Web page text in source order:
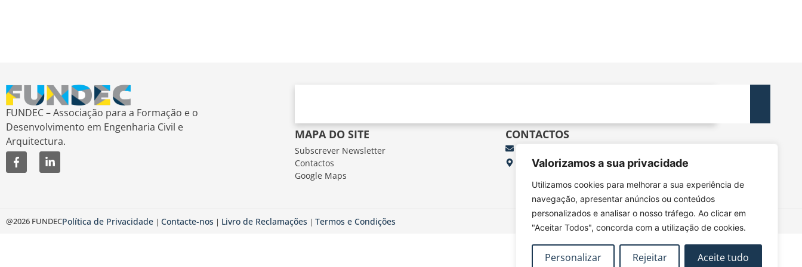
Valorizamos a sua privacidade
Utilizamos cookies para melhorar a sua experiência de
navegação, apresentar anúncios ou conteúdos
personalizados e analisar o nosso tráfego. Ao clicar em
"Aceitar Todos", concorda com a utilização de cookies.
Personalizar Rejeitar Aceite tudo
FUNDEC – Associação para a Formação e o
Desenvolvimento em Engenharia Civil e
Arquitectura.
MAPA DO SITE
Subscrever Newsletter
Contactos
Google Maps
CONTACTOS
FUNDEC - IST - DECivil
Av. Rovisco Pais, 1049-001 Lisboa
@2026 FUNDECPolítica de Privacidade | Contacte-nos | Livro de Reclamações | Termos e Condições